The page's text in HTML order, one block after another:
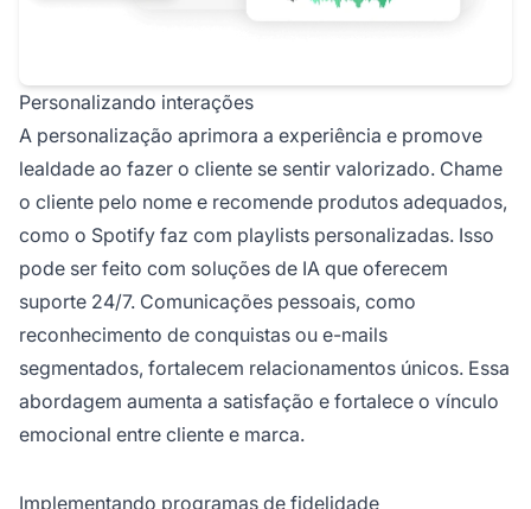
Personalizando interações
A personalização aprimora a experiência e promove
lealdade ao fazer o cliente se sentir valorizado. Chame
o cliente pelo nome e recomende produtos adequados,
como o Spotify faz com playlists personalizadas. Isso
pode ser feito com soluções de IA que oferecem
suporte 24/7. Comunicações pessoais, como
reconhecimento de conquistas ou e-mails
segmentados, fortalecem relacionamentos únicos. Essa
abordagem aumenta a satisfação e fortalece o vínculo
emocional entre cliente e marca.
Implementando programas de fidelidade